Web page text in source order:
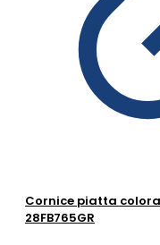
Cornice piatta
28FB765GR